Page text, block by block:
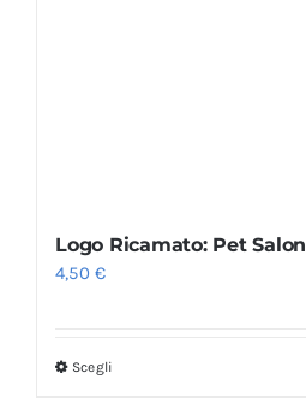
Logo Ricamato: Pet Salon
4,50€
Scegli